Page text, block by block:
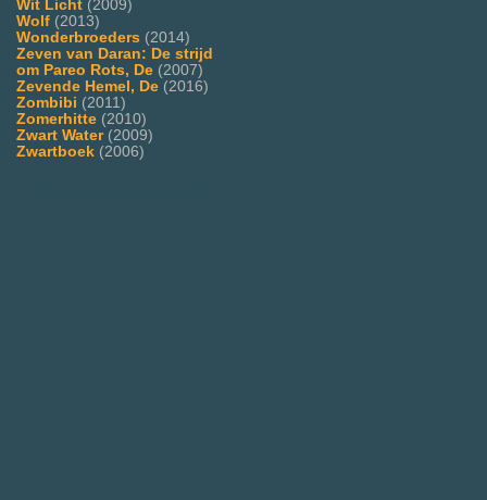
Wit Licht (2009)
Wolf (2013)
Wonderbroeders (2014)
Zeven van Daran: De strijd
om Pareo Rots, De (2007)
Zevende Hemel, De (2016)
Zombibi (2011)
Zomerhitte (2010)
Zwart Water(2009)
Zwartboek (2006)